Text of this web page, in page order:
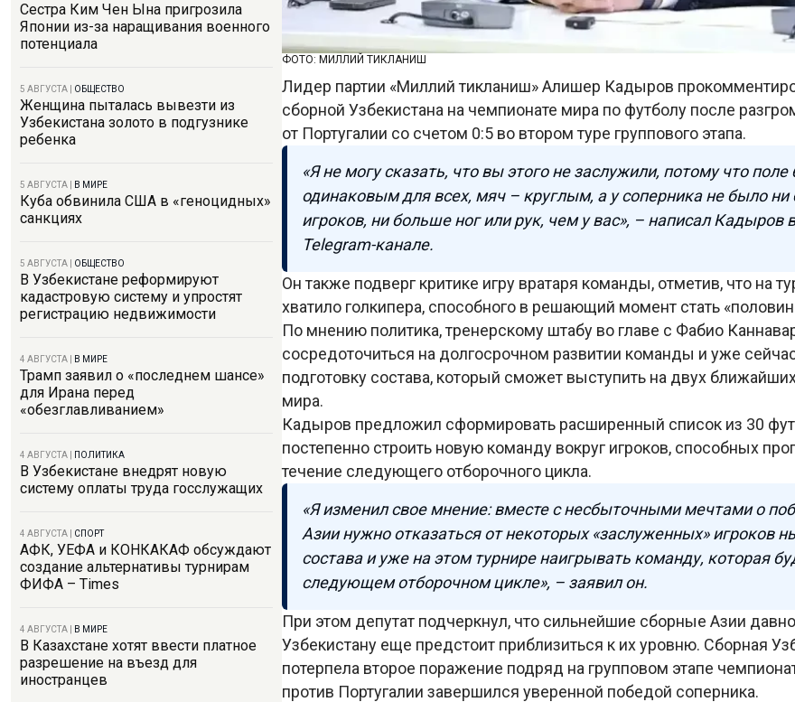
Сестра Ким Чен Ына пригрозила
Японии из-за наращивания военного
потенциала
5 АВГУСТА ОБЩЕСТВО
Женщина пыталась вывезти из
Узбекистана золото в подгузнике
ребенка
5 АВГУСТА В МИРЕ
Куба обвинила США в «геноцидных»
санкциях
5 АВГУСТА ОБЩЕСТВО
В Узбекистане реформируют
кадастровую систему и упростят
регистрацию недвижимости
4 АВГУСТА В МИРЕ
Трамп заявил о «последнем шансе»
для Ирана перед
«обезглавливанием»
4 АВГУСТА ПОЛИТИКА
В Узбекистане внедрят новую
систему оплаты труда госслужащих
4 АВГУСТА СПОРТ
АФК, УЕФА и КОНКАКАФ обсуждают
создание альтернативы турнирам
ФИФА – Times
4 АВГУСТА В МИРЕ
В Казахстане хотят ввести платное
разрешение на въезд для
иностранцев
ФОТО: МИЛЛИЙ ТИКЛАНИШ
Лидер партии «Миллий тикланиш» Алишер Кадыров
сборной Узбекистана на чемпионате мира по футболу после
от Португалии со счетом 0:5 во втором туре группового этапа.
«Я не могу сказать, что вы этого не заслужили, потому что
одинаковым для всех, мяч – круглым, а у соперника не было
игроков, ни больше ног или рук, чем у вас», – написал Кадыров
Telegram-канале.
Он также подверг критике игру вратаря команды, отметив, что на
хватило голкипера, способного в решающий момент стать
По мнению политика, тренерскому штабу во главе с Фабио
сосредоточиться на долгосрочном развитии команды и уже
подготовку состава, который сможет выступить на двух
мира.
Кадыров предложил сформировать расширенный список из 30
постепенно строить новую команду вокруг игроков, способных
течение следующего отборочного цикла.
«Я изменил свое мнение: вместе с несбыточными мечтами о
Азии нужно отказаться от некоторых «заслуженных» игроков
состава и уже на этом турнире наигрывать команду, которая
следующем отборочном цикле», – заявил он.
При этом депутат подчеркнул, что сильнейшие сборные Азии
Узбекистану еще предстоит приблизиться к их уровню. Сборная
потерпела второе поражение подряд на групповом этапе
против Португалии завершился уверенной победой соперника.